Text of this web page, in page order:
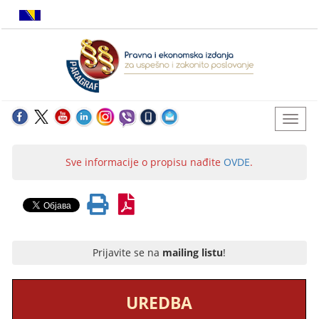
Sve informacije o propisu nađite OVDE.
Prijavite se na mailing listu!
UREDBA